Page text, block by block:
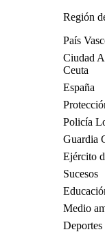
Región
País
Ciudad
Ceuta
España
Policía
Guardia
Ejército
Sucesos
Medio
Deportes